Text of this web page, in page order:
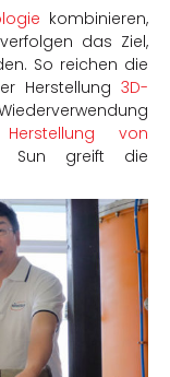
kombinieren,
das Ziel,
So reichen die
Herstellung 3D-
Herstellung von
Sun greift die